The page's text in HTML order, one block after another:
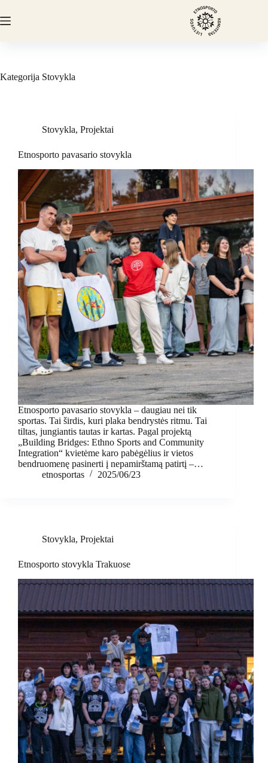
to
content
Kategorija Stovykla
Stovykla, Projektai
Etnosporto pavasario stovykla
Etnosporto pavasario stovykla – daugiau nei tik
sportas. Tai širdis, kuri plaka bendrystės ritmu. Tai
tiltas, jungiantis tautas ir kartas. Pagal projektą
„Building Bridges: Ethno Sports and Community
Integration“ kvietėme karo pabėgėlius ir vietos
bendruomenę pasinerti į nepamirštamą patirtį –…
etnosportas
2025/06/23
Stovykla, Projektai
Etnosporto stovykla Trakuose